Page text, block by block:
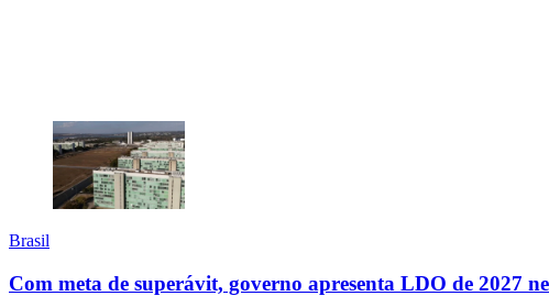
Brasil
Com meta de superávit, governo apresenta LDO de 2027